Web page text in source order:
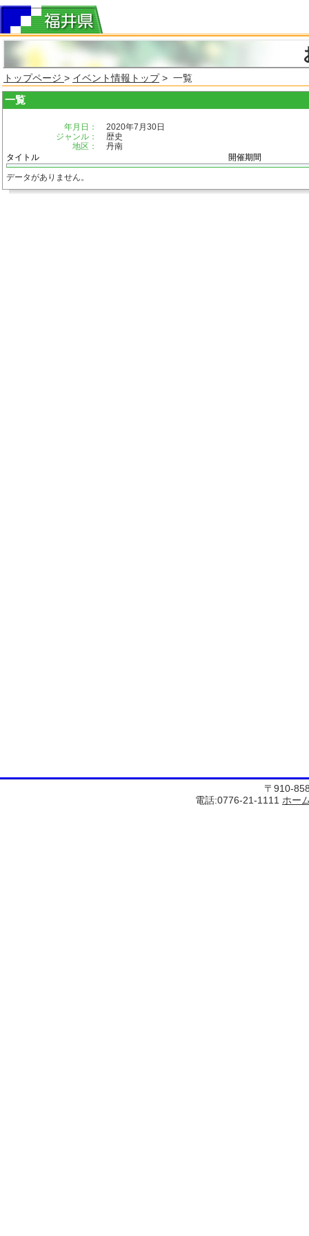
トップページ > イベント情報トップ> 一覧
一覧
年月日：
2020年7月30日
ジャンル：
歴史
地区：
丹南
タイトル
開催期間
データがありません。
〒910-
電話:0776-21-1111 ホー